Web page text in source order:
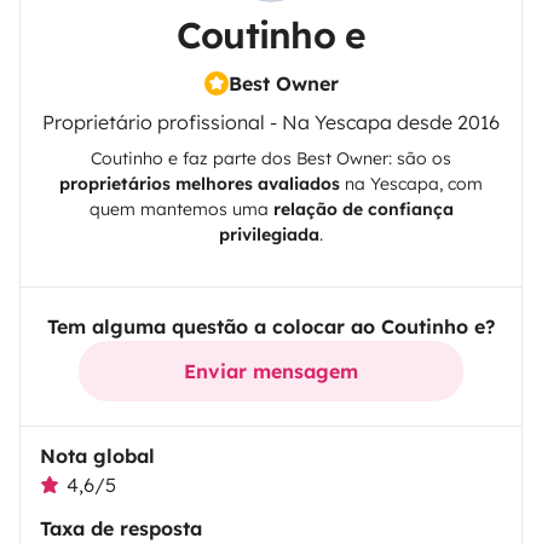
Coutinho e
Best Owner
Proprietário profissional - Na Yescapa desde 2016
Coutinho e faz parte dos Best Owner: são os
proprietários melhores avaliados na Yescapa, com
quem mantemos uma relação de confiança
privilegiada.
Tem alguma questão a colocar ao Coutinho e?
Enviar mensagem
Nota global
4,6/5
Taxa de resposta